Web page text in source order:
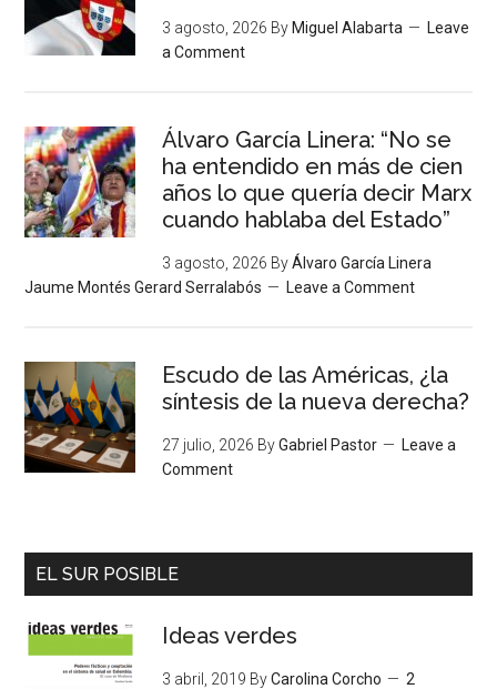
3 agosto, 2026 By Miguel Alabarta
Leave
a Comment
Álvaro García Linera: “No se
ha entendido en más de cien
años lo que quería decir Marx
cuando hablaba del Estado”
3 agosto, 2026 ByÁlvaro García Linera
Jaume Montés Gerard Serralabós
Leave a Comment
Escudo de las Américas, ¿la
síntesis de la nueva derecha?
27 julio, 2026 ByGabriel Pastor
Leave a
Comment
EL SUR POSIBLE
Ideas verdes
3 abril, 2019 ByCarolina Corcho
2